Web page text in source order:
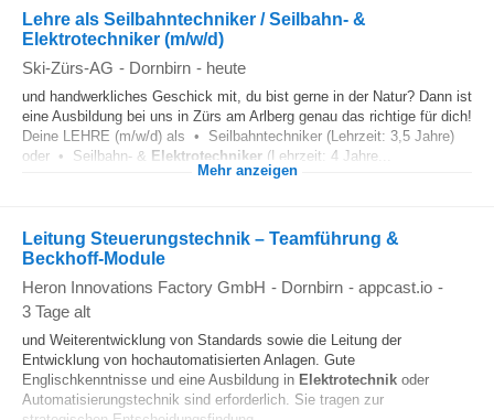
Lehre als Seilbahntechniker / Seilbahn- &
Elektrotechniker (m/w/d)
Ski-Zürs-AG - Dornbirn - heute
und handwerkliches Geschick mit, du bist gerne in der Natur? Dann ist
eine Ausbildung bei uns in Zürs am Arlberg genau das richtige für dich!
Deine LEHRE (m/w/d) als • Seilbahntechniker (Lehrzeit: 3,5 Jahre)
oder • Seilbahn- & Elektrotechniker (Lehrzeit: 4 Jahre...
Mehr anzeigen
Leitung Steuerungstechnik – Teamführung &
Beckhoff-Module
Heron Innovations Factory GmbH - Dornbirn - appcast.io -
3 Tage alt
und Weiterentwicklung von Standards sowie die Leitung der
Entwicklung von hochautomatisierten Anlagen. Gute
Englischkenntnisse und eine Ausbildung in Elektrotechnik oder
Automatisierungstechnik sind erforderlich. Sie tragen zur